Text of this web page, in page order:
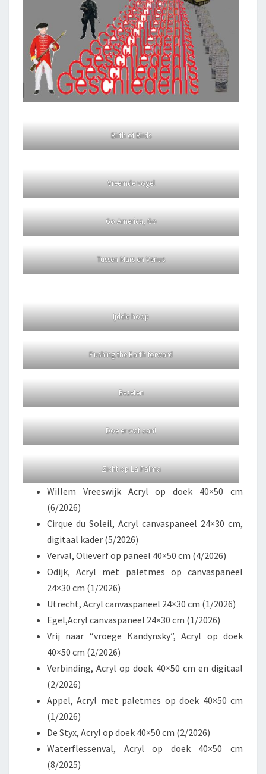
Birth of Birds
Vreemde vogel
Go America, Go
Tussen Mars en Venus
Ijdele hoop
Pushing the Earth forward
Bezeten
Doe er wat aan!
Zicht op La Palma
Willem Vreeswijk Acryl op doek 40×50 cm
(6/2026)
Cirque du Soleil, Acryl canvaspaneel 24×30 cm,
digitaal kader (5/2026)
Verval, Olieverf op paneel 40×50 cm (4/2026)
Odijk, Acryl met paletmes op canvaspaneel
24×30 cm (1/2026)
Utrecht, Acryl canvaspaneel 24×30 cm (1/2026)
Egel,Acryl canvaspaneel 24×30 cm (1/2026)
Vrij naar “vroege Kandynsky”, Acryl op doek
40×50 cm (2/2026)
Verbinding, Acryl op doek 40×50 cm en digitaal
(2/2026)
Appel, Acryl met paletmes op doek 40×50 cm
(1/2026)
De Styx, Acryl op doek 40×50 cm (2/2026)
Waterflessenval, Acryl op doek 40×50 cm
(8/2025)